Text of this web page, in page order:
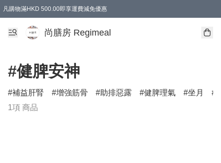
凡購物滿HKD 500.00即享運費減免優惠
尚膳房 Regimeal
#健脾安神
補益肝腎 增強筋骨 助排惡露 健脾理氣 坐月
1項 商品